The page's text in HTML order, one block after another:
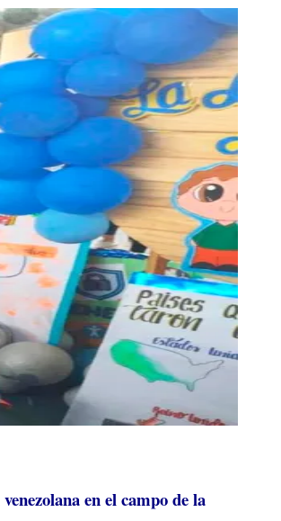
en el campo de la